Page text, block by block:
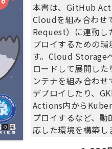
本書は、GitHub
Cloudを組み合わせ
Request）に連動し
プロイするための
す。Cloud Storage
ロードして展開し
ンテナを組み合わ
デプロイしたり、
Actions内から
プロイするなど、動
応した環境を構築し